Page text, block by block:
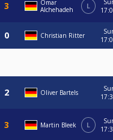
Omar
Alchehadeh
L
Christian Ritter
Oliver Bartels
Martin Bleek L